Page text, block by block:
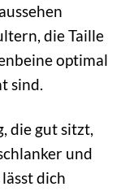
die Taille
optimal
sind.
die gut sitzt,
und
dich